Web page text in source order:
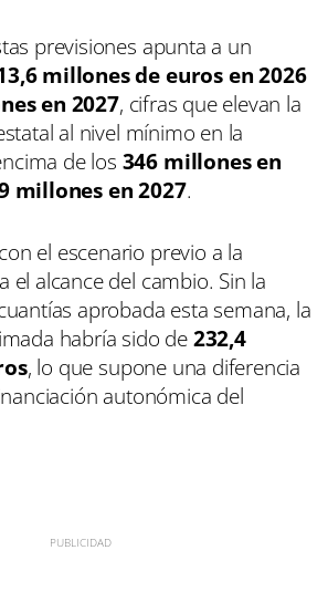
previsiones apunta a un
millones de euros en 2026
en 2027, cifras que elevan la
al nivel mínimo en la
de los 346 millones en
millones en 2027.
el escenario previo a la
el alcance del cambio. Sin la
aprobada esta semana, la
habría sido de232,4
, lo que supone una diferencia
autonómica del